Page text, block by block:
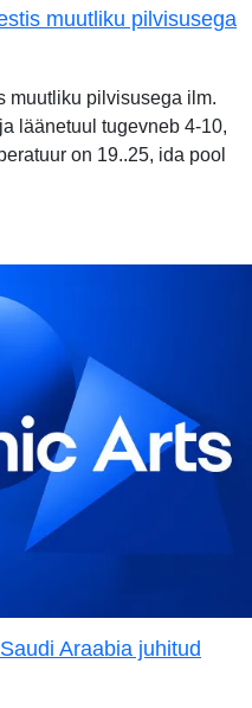
muutliku pilvisusega
muutliku pilvisusega ilm.
läänetuul tugevneb 4-10,
on 19..25, ida pool
Araabia juhitud